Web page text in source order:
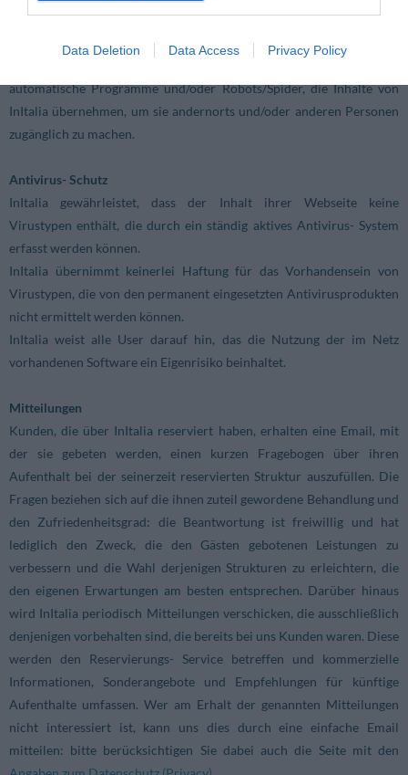
Data Deletion Data Access Privacy Policy
Maßnahmen genutzt werden, die das Herunterladen der Seiten auf
einen lokalen Computer ermöglichen. Die Navigation innerhalb der
automatische Programme und/oder Robots/Spider, die Inhalte von
InItalia übernehmen, um sie andernorts und/oder anderen Personen
zugänglich zu machen.
Antivirus- Schutz
InItalia gewährleistet, dass der Inhalt ihrer Webseite keine
Virustypen enthält, die durch ein ständig aktives Antivirus- System
erfasst werden können.
InItalia übernimmt keinerlei Haftung für das Vorhandensein von
Virustypen, die von den permanent eingesetzten Antivirusprodukten
nicht ermittelt werden können.
InItalia weist alle User darauf hin, das die Nutzung der im Netz
vorhandenen Software ein Eigenrisiko beinhaltet.
Mitteilungen
Kunden, die über InItalia reserviert haben, erhalten eine Email, mit
der sie gebeten werden, einen kurzen Fragebogen über ihren
Aufenthalt bei der seinerzeit reservierten Struktur auszufüllen. Die
Fragen beziehen sich auf die ihnen zuteil gewordene Behandlung und
den Zufriedenheitsgrad: die Beantwortung ist freiwillig und hat
lediglich den Zweck, die den Gästen gebotenen Leistungen zu
verbessern und die Wahl derjenigen Strukturen zu erleichtern, die
den eigenen Erwartungen am besten entsprechen. Darüber hinaus
wird InItalia periodisch Mitteilungen verschicken, die ausschließlich
denjenigen vorbehalten sind, die bereits bei uns Kunden waren. Diese
werden den Reservierungs- Service betreffen und kommerzielle
Informationen, Sonderangebote und Empfehlungen für künftige
Aufenthalte umfassen. Wer am Erhalt der genannten Mitteilungen
nicht interessiert ist, kann uns dies durch eine einfache Email
mitteilen: bitte berücksichtigen Sie dabei auch die Seite mit den